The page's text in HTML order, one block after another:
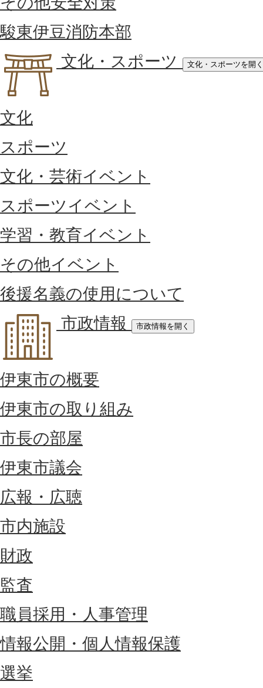
駿東伊豆消防本部
文化・スポーツ
文化・スポーツを開く
文化
スポーツ
文化・芸術イベント
スポーツイベント
学習・教育イベント
その他イベント
後援名義の使用について
市政情報
市政情報を開く
伊東市の概要
伊東市の取り組み
市長の部屋
伊東市議会
広報・広聴
市内施設
財政
監査
職員採用・人事管理
情報公開・個人情報保護
選挙